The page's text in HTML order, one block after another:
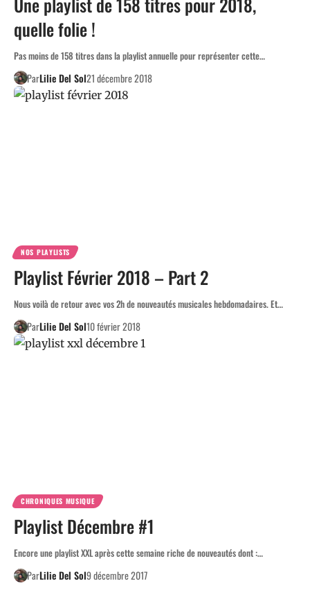
quelle folie !
Pas moins de 158 titres dans la playlist annuelle pour représenter cette…
ParLilie Del Sol21 décembre 2018
NOS PLAYLISTS
Playlist Février 2018 – Part 2
Nous voilà de retour avec vos 2h de nouveautés musicales hebdomadaires. Et…
ParLilie Del Sol10 février 2018
CHRONIQUES MUSIQUE
Playlist Décembre #1
Encore une playlist XXL après cette semaine riche de nouveautés dont :…
ParLilie Del Sol9 décembre 2017